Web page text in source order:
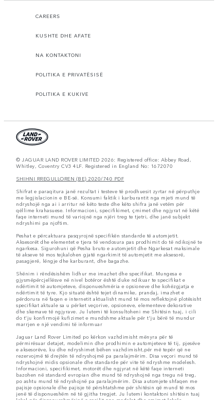
CAREERS
KUSHTE DHE AFATE
NA KONTAKTONI
POLITIKA E PRIVATËSISË
POLITIKA E KUKIVE
© JAGUAR LAND ROVER LIMITED 2026: Registered office: Abbey Road,
Whitley, Coventry CV3 4LF. Registered in England No: 1672070
SHIHNI RREGULLOREN (BE) 2020/740 PDF
Shifrat e paraqitura janë rezultat i testeve të prodhuesit zyrtar në përputhje
me legjislacionin e BE-së. Konsumi faktik i karburantit nga mjeti mund të
ndryshojë nga ai i arritur në këto teste dhe këto shifra janë vetëm për
qëllime krahasuese. Informacioni, specifikimet, çmimet dhe ngjyrat në këtë
faqe interneti mund të variojnë nga njëri treg te tjetri, dhe janë subjekt
ndryshimi pa njoftim.
Peshat e përcaktuara pasqyrojnë specifikën standarde të automjetit.
Aksesorët dhe elementet e tjera të vendosura pas prodhimit do të ndikojnë te
ngarkesa. Sigurohuni që Pesha bruto e automjetit dhe Ngarkesat maksimale
të akseve të mos tejkalohen gjatë ngarkimit të automjetit me aksesorë,
pasagjerë, lëngje dhe karburant, dhe bagazhe.
Shënim i rëndësishëm lidhur me imazhet dhe specifikat. Mungesa e
gjysmëpërcjellësve në nivel botëror është duke ndikuar te specifikat e
ndërtimit të automjeteve, disponueshmëria e opsioneve dhe kohëzgjatja e
ndërtimit të tyre. Kjo situatë është tejet dinamike, prandaj, imazhet e
përdorura në faqen e internetit aktualisht mund të mos reflektojnë plotësisht
specifikat aktuale sa u përket veçorive, opsioneve, elementeve dekorative
dhe skemave të ngjyrave. Ju lutemi të konsultoheni me Shitësin tuaj, i cili
do t'ju konfirmojë kufizimet e mundshme aktuale për t'ju bërë të mundur
marrjen e një vendimi të informuar
Jaguar Land Rover Limited po kërkon vazhdimisht mënyra për të
përmirësuar detajet, modelimin dhe prodhimin e automjeteve të tij, pjesëve
e aksesorëve, ku dhe ndryshimet bëhen vazhdimisht,për më tepër që ne
rezervojmë të drejtën të ndryshojmë pa paralajmërim. Disa veçori mund të
ndryshojnë midis opsionale dhe standarde për vite të ndryshme modelesh.
Informacioni, specifikimet, motorët dhe ngjyrat në këtë faqe interneti
bazohen në standard evropian dhe mund të ndryshojnë nga tregu në treg,
po ashtu mund të ndryshojnë pa paralajmërim. Disa automjete shfaqen me
pajisje opsionale dhe pajisje të përshtatshme për shitësin që mund të mos
jenë të disponueshëm në të gjitha tregjet. Ju lutemi kontaktoni shitësin tuaj